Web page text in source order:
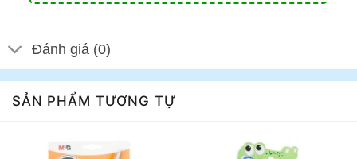
Đánh giá (0)
SẢN PHẨM TƯƠNG TỰ